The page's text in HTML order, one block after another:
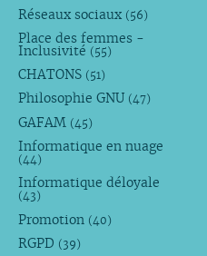
Réseaux sociaux (56)
Place des femmes -
Inclusivité (55)
CHATONS (51)
Philosophie GNU (47)
GAFAM (45)
Informatique en nuage
(44)
Informatique déloyale
(43)
Promotion (40)
RGPD (39)